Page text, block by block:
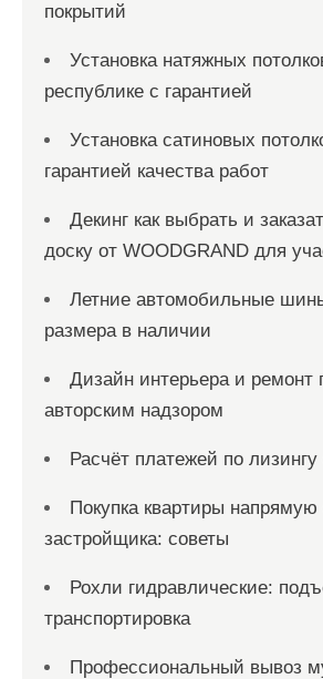
покрытий
Установка натяжных
республике с гарантией
Установка сатиновых
гарантией качества работ
Декинг как выбрать и
доску от WOODGRAND для
Летние автомобильные
размера в наличии
Дизайн интерьера и ремонт
авторским надзором
Расчёт платежей по
Покупка квартиры напрямую
застройщика: советы
Рохли гидравлические:
транспортировка
Профессиональный вывоз